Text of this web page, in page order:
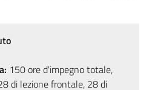
150 ore d'impegno totale,
di lezione frontale, 28 di